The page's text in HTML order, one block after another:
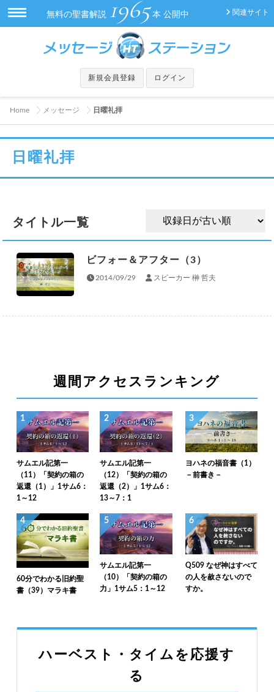
関連サイト
無料の聖書解説 1965 本 公開中
新規会員登録 ログイン
Home メッセージ 日曜礼拝
日曜礼拝
タイトル一覧
ビフォー＆アフター（3）
2014/09/29 スピーカー 榊 哲夫
週間アクセスランキング
1
サムエル記第一
（11）「契約の箱の
返還（1）」1サム6：
1～12
2
サムエル記第一
（12）「契約の箱の
返還（2）」1サム6：
13～7：1
3
ヨハネの福音書（1）
－前書き－
4
60分でわかる旧約聖
書（39）マラキ書
5
サムエル記第一
（10）「契約の箱の
力」1サム5：1～12
6
Q509 なぜ神はすべて
の人を赦さないので
すか。
ハーベスト・タイムを応援す
る